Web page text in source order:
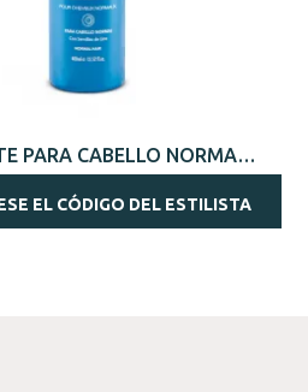
VISTA RÁPIDA
PARA CABELLO NORMAL
385ML
EL CÓDIGO DEL ESTILISTA